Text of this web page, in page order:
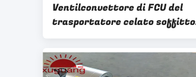
Ventilconvettore di FCU del
trasportatore celato soffitto
per CA commerciale della
costruzione